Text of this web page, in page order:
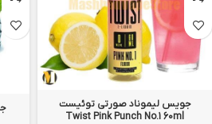
جویس لیموناد صورتی توئیست
Twist Pink Punch No.1 60ml